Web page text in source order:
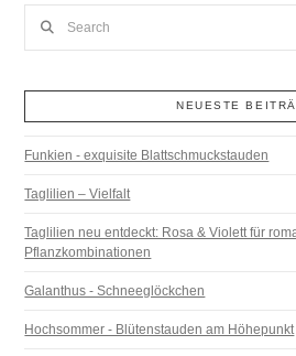
NEUESTE
Funkien - exquisite Blattschmuckstauden
Taglilien – Vielfalt
Taglilien neu entdeckt: Rosa & Violett für
Pflanzkombinationen
Galanthus - Schneeglöckchen
Hochsommer - Blütenstauden am Höhepunkt